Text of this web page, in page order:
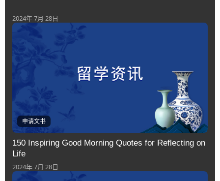
2024年 7月 28日
申请文书
150 Inspiring Good Morning Quotes for Reflecting on
Life
2024年 7月 28日